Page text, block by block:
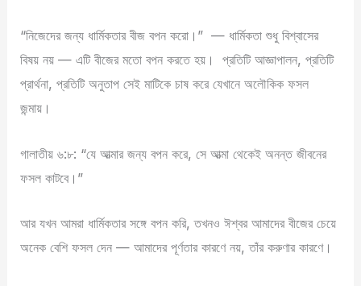
“নিজেদের জন্য ধার্মিকতার বীজ বপন করো।” — ধার্মিকতা শুধু বিশ্বাসের
বিষয় নয় — এটি বীজের মতো বপন করতে হয়।
প্রতিটি আজ্ঞাপালন, প্রতিটি
প্রার্থনা, প্রতিটি অনুতাপ সেই মাটিকে চাষ করে যেখানে অলৌকিক ফসল
জন্মায়।
গালাতীয় ৬:৮: “যে আত্মার জন্য বপন করে, সে আত্মা থেকেই অনন্ত জীবনের
ফসল কাটবে।”
আর যখন আমরা ধার্মিকতার সঙ্গে বপন করি, তখনও ঈশ্বর আমাদের বীজের চেয়ে
অনেক বেশি ফসল দেন — আমাদের পূর্ণতার কারণে নয়, তাঁর করুণার কারণে।